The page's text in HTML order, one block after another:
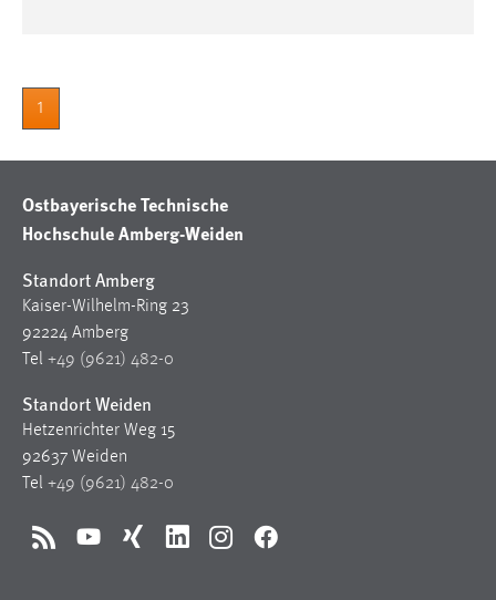
1
Ostbayerische Technische
Hochschule Amberg-Weiden
Standort Amberg
Kaiser-Wilhelm-Ring 23
92224 Amberg
Tel +49 (9621) 482-0
Standort Weiden
Hetzenrichter Weg 15
92637 Weiden
Tel +49 (9621) 482-0
RSS YouTubeXing LinkedInInstagramFacebook